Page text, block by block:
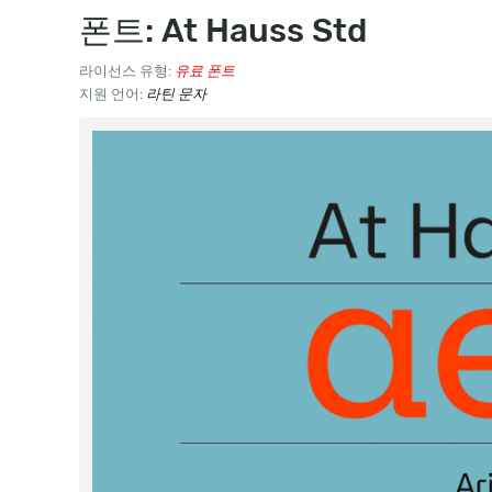
폰트: At Hauss Std
라이선스 유형: 유료 폰트
지원 언어: 라틴 문자